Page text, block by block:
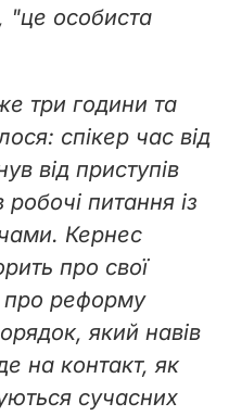
"це особиста
три години та
спікер час від
від приступів
питання із
Кернес
про свої
про реформу
який навів
на контакт, як
сучасних